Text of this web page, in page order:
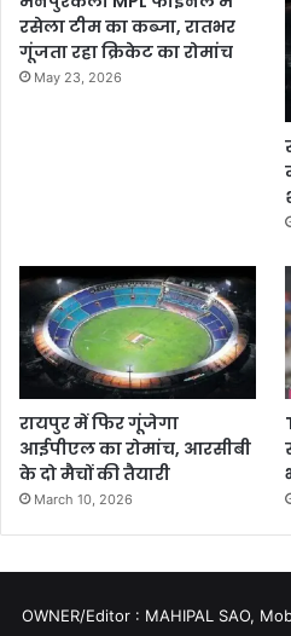
रसेला टीम का कब्जा, रातभर
गूंजता रहा क्रिकेट का रोमांच
May 23, 2026
रायपुर में फिर गूंजेगा
आईपीएल का रोमांच, आरसीबी
के दो मैचों की तैयारी
March 10, 2026
OWNER/Editor : MAHIPAL SAO,